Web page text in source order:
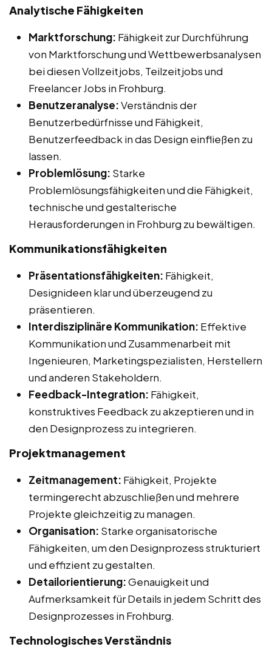
Analytische Fähigkeiten
Marktforschung: Fähigkeit zur Durchführung
von Marktforschung und Wettbewerbsanalysen
bei diesen Vollzeitjobs, Teilzeitjobs und
Freelancer Jobs in Frohburg.
Benutzeranalyse:Verständnis der
Benutzerbedürfnisse und Fähigkeit,
Benutzerfeedback in das Design einfließen zu
lassen.
Problemlösung: Starke
Problemlösungsfähigkeiten und die Fähigkeit,
technische und gestalterische
Herausforderungen in Frohburg zu bewältigen.
Kommunikationsfähigkeiten
Präsentationsfähigkeiten: Fähigkeit,
Designideen klar und überzeugend zu
präsentieren.
Interdisziplinäre Kommunikation: Effektive
Kommunikation und Zusammenarbeit mit
Ingenieuren, Marketingspezialisten, Herstellern
und anderen Stakeholdern.
Feedback-Integration: Fähigkeit,
konstruktives Feedback zu akzeptieren und in
den Designprozess zu integrieren.
Projektmanagement
Zeitmanagement: Fähigkeit, Projekte
termingerecht abzuschließen und mehrere
Projekte gleichzeitig zu managen.
Organisation: Starke organisatorische
Fähigkeiten, um den Designprozess strukturiert
und effizient zu gestalten.
Detailorientierung:Genauigkeit und
Aufmerksamkeit für Details in jedem Schritt des
Designprozesses in Frohburg.
Technologisches Verständnis